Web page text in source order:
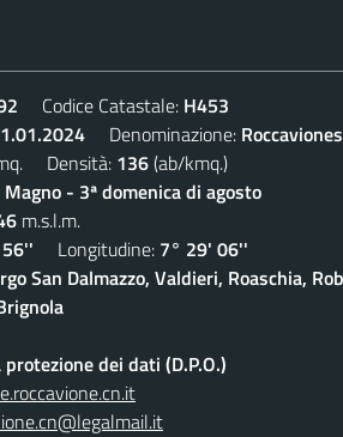
Codice Catastale: H453
Denominazione:
Densità: 136(ab/kmq.)
Magno - 3ª domenica di agosto
m.s.l.m.
Longitudine: 7° 29' 06''
San Dalmazzo, Valdieri, Roaschia,
dei dati (D.P.O.)